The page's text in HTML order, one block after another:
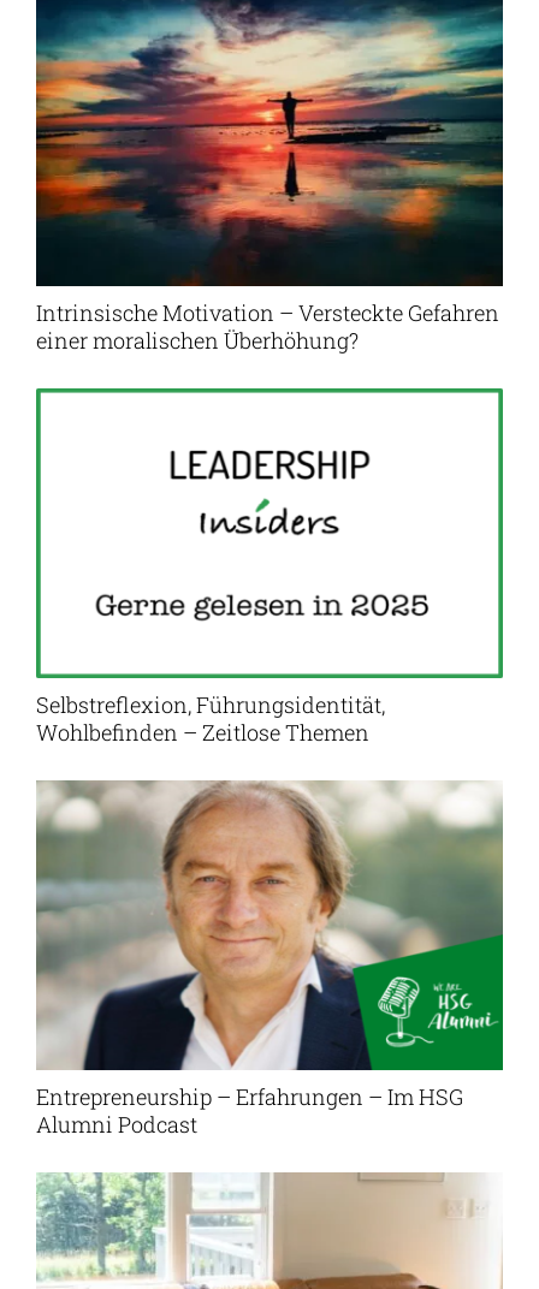
Intrinsische Motivation – Versteckte Gefahren
einer moralischen Überhöhung?
Selbstreflexion, Führungsidentität,
Wohlbefinden – Zeitlose Themen
Entrepreneurship – Erfahrungen – Im HSG
Alumni Podcast